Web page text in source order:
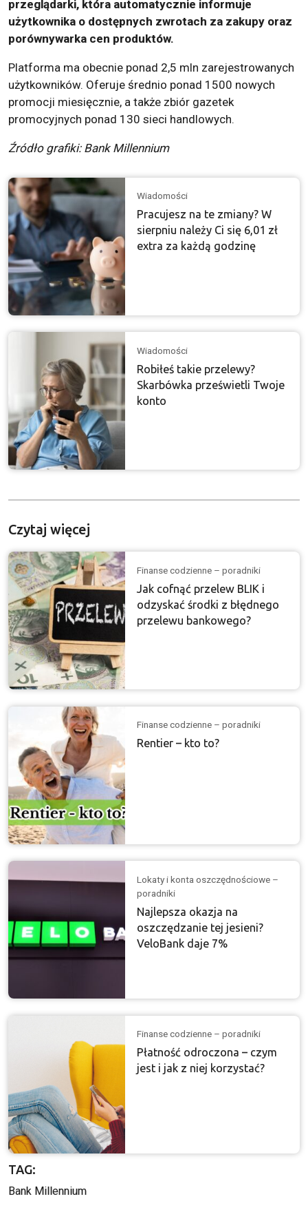
przeglądarki, która automatycznie informuje
użytkownika o dostępnych zwrotach za zakupy oraz
porównywarka cen produktów.
Platforma ma obecnie ponad 2,5 mln zarejestrowanych
użytkowników. Oferuje średnio ponad 1500 nowych
promocji miesięcznie, a także zbiór gazetek
promocyjnych ponad 130 sieci handlowych.
Źródło grafiki: Bank Millennium
Wiadomości
Pracujesz na te zmiany? W
sierpniu należy Ci się 6,01 zł
extra za każdą godzinę
Wiadomości
Robiłeś takie przelewy?
Skarbówka prześwietli Twoje
konto
Czytaj więcej
Finanse codzienne – poradniki
Jak cofnąć przelew BLIK i
odzyskać środki z błędnego
przelewu bankowego?
Finanse codzienne – poradniki
Rentier – kto to?
Lokaty i konta oszczędnościowe –
poradniki
Najlepsza okazja na
oszczędzanie tej jesieni?
VeloBank daje 7%
Finanse codzienne – poradniki
Płatność odroczona – czym
jest i jak z niej korzystać?
TAG:
Bank Millennium